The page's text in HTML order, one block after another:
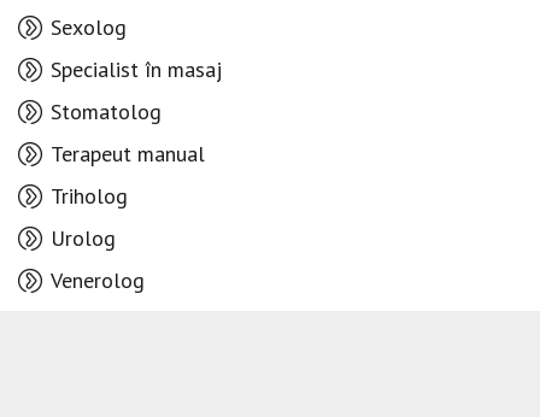
Sexolog
Specialist în masaj
Stomatolog
Terapeut manual
Triholog
Urolog
Venerolog